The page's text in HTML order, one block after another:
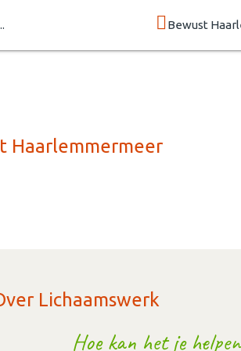
Bewust
Haarlemmermeer
Lichaamswerk
Hoe kan het je